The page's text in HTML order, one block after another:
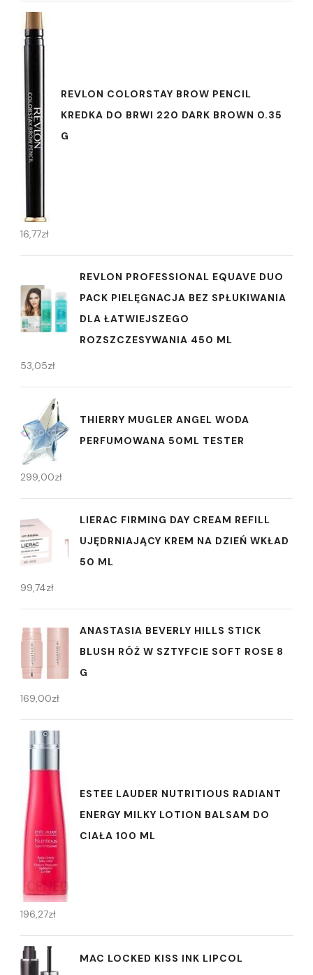
REVLON COLORSTAY BROW PENCIL
KREDKA DO BRWI 220 DARK BROWN 0.35
G
16,77zł
REVLON PROFESSIONAL EQUAVE DUO
PACK PIELĘGNACJA BEZ SPŁUKIWANIA
DLA ŁATWIEJSZEGO
ROZSZCZESYWANIA 450 ML
53,05zł
THIERRY MUGLER ANGEL WODA
PERFUMOWANA 50ML TESTER
299,00zł
LIERAC FIRMING DAY CREAM REFILL
UJĘDRNIAJĄCY KREM NA DZIEŃ WKŁAD
50 ML
99,74zł
ANASTASIA BEVERLY HILLS STICK
BLUSH RÓŻ W SZTYFCIE SOFT ROSE 8
G
169,00zł
ESTEE LAUDER NUTRITIOUS RADIANT
ENERGY MILKY LOTION BALSAM DO
CIAŁA 100 ML
196,27zł
MAC LOCKED KISS INK LIPCOL